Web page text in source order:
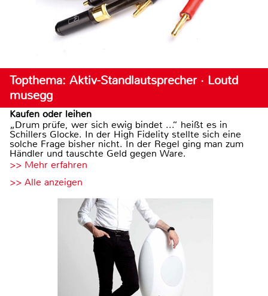
Topthema: Aktiv-Standlautsprecher · Loutd
musegg
Kaufen oder leihen
„Drum prüfe, wer sich ewig bindet ...“ heißt es in
Schillers Glocke. In der High Fidelity stellte sich eine
solche Frage bisher nicht. In der Regel ging man zum
Händler und tauschte Geld gegen Ware.
>> Mehr erfahren
>> Alle anzeigen